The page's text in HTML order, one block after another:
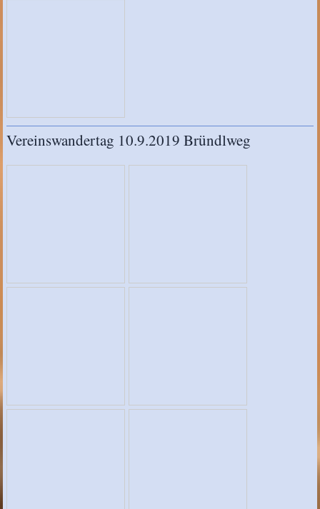
Vereinswandertag 10.9.2019 Bründlweg